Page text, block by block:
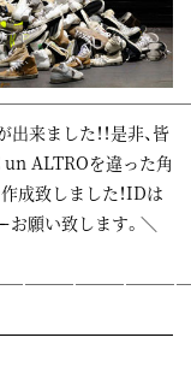
来ました！！是非、皆
ALTROを違った角
成致しました！IDは
願い致します。＼